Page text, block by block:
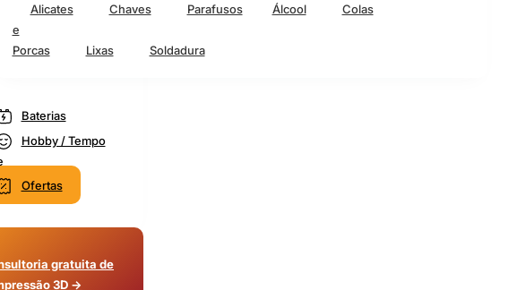
Alicates Chaves
Parafusos
e
Porcas
Lixas Soldadura
Álcool Colas
Baterias
Hobby / Tempo
Ofertas
gratuita de
3D →